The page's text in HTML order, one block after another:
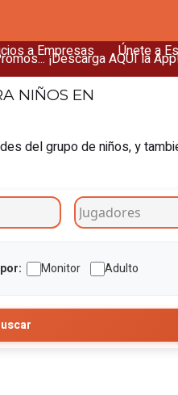
a Empresas Únete a
¡Descarga AQUÍ la
NIÑOS EN
del grupo de niños, y
Monitor Adulto